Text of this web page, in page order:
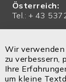
Österreich:
Tel.: + 43
Deutschland:
Tel.: + 49
Wir verwenden
zu verbessern,
Ihre
um kleine